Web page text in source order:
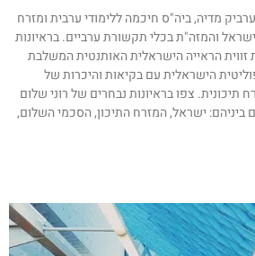
מדיה, ביה"ס חיכמה ללימודי ערבית ומזרח
ישראל והמזה"ת בכלי תקשורת ערביים. בראיונות
זווית הראייה הישראלית האותנטית המשלבת
הישראלית עם בקיאות והיכרות של
תיכונית. צפו בראיונות נבחרים של רוני שלום
ביניהם: ישראל, המזרח התיכון, הסכמי השלום,